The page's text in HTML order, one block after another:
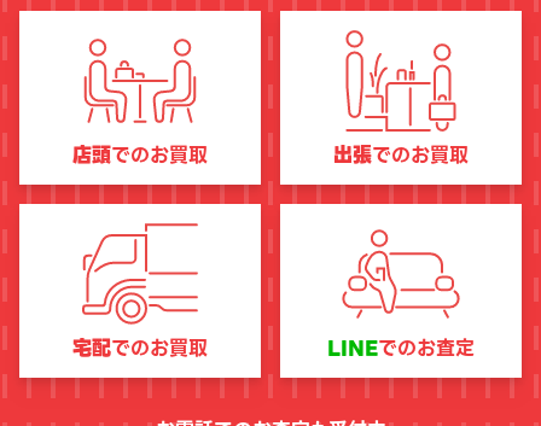
店頭でのお買取 出張でのお買取
宅配でのお買取 LINEでのお査定